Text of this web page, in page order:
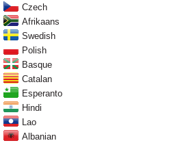
Czech
Afrikaans
Swedish
Polish
Basque
Catalan
Esperanto
Hindi
Lao
Albanian